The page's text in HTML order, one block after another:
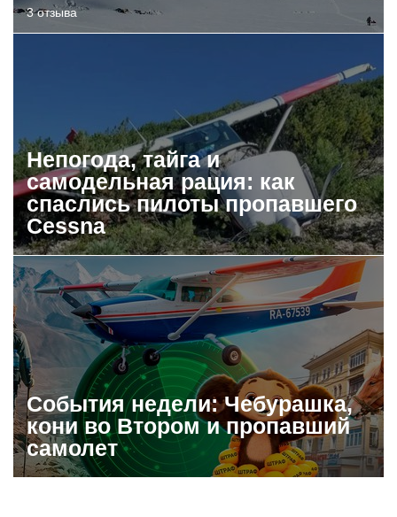
3 отзыва
Непогода, тайга и
самодельная рация: как
спаслись пилоты пропавшего
Cessna
События недели: Чебурашка,
кони во Втором и пропавший
самолет